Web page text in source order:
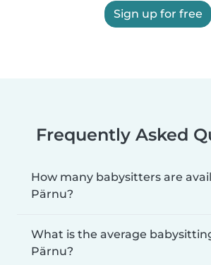
Sign up for free
Frequently Asked
How many babysitters are
Pärnu?
What is the average
Pärnu?